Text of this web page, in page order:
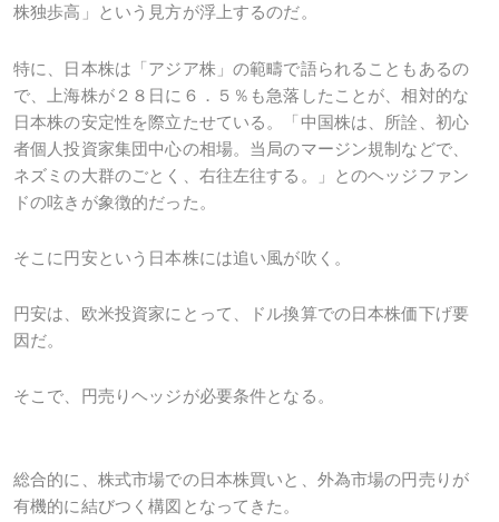
株独歩高」という見方が浮上するのだ。
特に、日本株は「アジア株」の範疇で語られることもあるの
で、上海株が２８日に６．５％も急落したことが、相対的な
日本株の安定性を際立たせている。「中国株は、所詮、初心
者個人投資家集団中心の相場。当局のマージン規制などで、
ネズミの大群のごとく、右往左往する。」とのヘッジファン
ドの呟きが象徴的だった。
そこに円安という日本株には追い風が吹く。
円安は、欧米投資家にとって、ドル換算での日本株価下げ要
因だ。
そこで、円売りヘッジが必要条件となる。
総合的に、株式市場での日本株買いと、外為市場の円売りが
有機的に結びつく構図となってきた。